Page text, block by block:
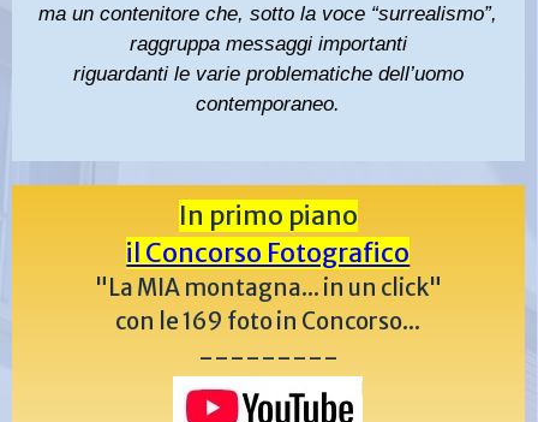
ma un contenitore che, sotto la voce “surrealismo”,
raggruppa messaggi importanti
riguardanti le varie problematiche dell’uomo
contemporaneo.
In primo piano
il Concorso Fotografico
"La MIA montagna... in un click"
con le 169 foto in Concorso...
---------